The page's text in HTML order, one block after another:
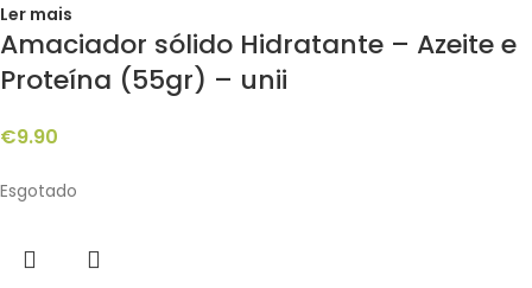
Ler mais
Amaciador sólido Hidratante – Azeite e
Proteína (55gr) – unii
€9.90
Esgotado